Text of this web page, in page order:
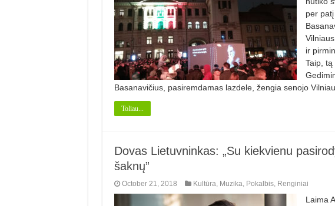
per
ir
Taip,
Basanavičius, pasiremdamas lazdele, žengia senojo
Toliau...
Dovas Lietuvninkas: „Su kiekvienu
šaknų”
October 21, 2018 Kultūra Muzika Pokalbis, Renginiai
Laima